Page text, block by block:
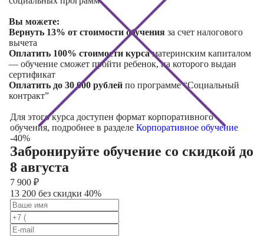
Вы можете:
Вернуть 13% от стоимости обучения за счет налогового
вычета
Оплатить 100% стоимости курсаматеринским капиталом
— обучение сможет пройти ребенок, на которого выдан
сертификат
Оплатить до 30 000 рублей по программе “Социальный
контракт”
Для этого курса доступен формат корпоративного
обучения, подробнее в разделе Корпоративное обучение
-40%
Забронируйте обучение со скидкой до
8 августа
7 900 ₽
13 200 без скидки 40%